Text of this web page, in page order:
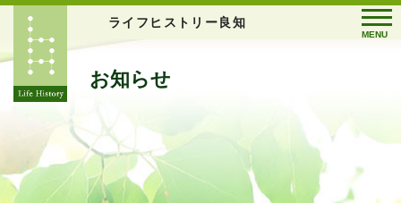
ライフヒストリー良知
MENU
お知らせ